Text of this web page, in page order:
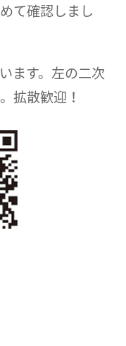
て確認しまし
ます。左の二次
拡散歓迎！